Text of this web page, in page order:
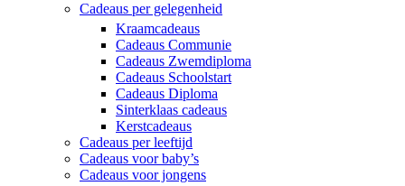
Cadeaus per gelegenheid
Kraamcadeaus
Cadeaus Communie
Cadeaus Zwemdiploma
Cadeaus Schoolstart
Cadeaus Diploma
Sinterklaas cadeaus
Kerstcadeaus
Cadeaus per leeftijd
Cadeaus voor baby’s
Cadeaus voor jongens